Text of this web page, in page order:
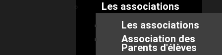
Les associations
Les associations
Association des
Parents d'élèves